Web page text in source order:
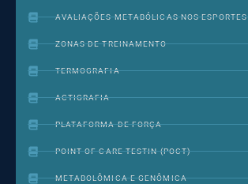
AVALIAÇÕES METABÓLICAS NOS ESPORTES
ZONAS DE TREINAMENTO
TERMOGRAFIA
ACTIGRAFIA
PLATAFORMA DE FORÇA
POINT OF CARE TESTIN (POCT)
METABOLÔMICA E GENÔMICA